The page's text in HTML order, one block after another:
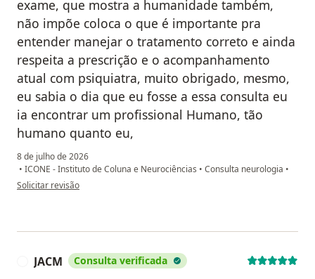
exame, que mostra a humanidade também,
não impõe coloca o que é importante pra
entender manejar o tratamento correto e ainda
respeita a prescrição e o acompanhamento
atual com psiquiatra, muito obrigado, mesmo,
eu sabia o dia que eu fosse a essa consulta eu
ia encontrar um profissional Humano, tão
humano quanto eu,
8 de julho de 2026
• ICONE - Instituto de Coluna e Neurociências • Consulta neurologia •
na opinião do utilizador Wellington
Solicitar revisão
JACM Consulta verificada